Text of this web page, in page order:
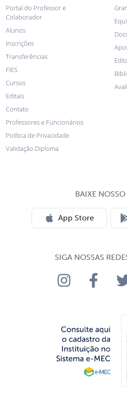
Portal do Professor e
Colaborador
Alunos
Inscrições
Transferências
FIES
Cursos
Editais
Contato
Professores e Funcionários
Política de Privacidade
Validação Diploma
BAIXE
App Store
SIGA NOSSAS